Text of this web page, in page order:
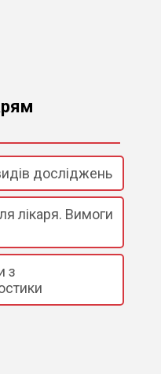
досліджень
лікаря. Вимоги
з